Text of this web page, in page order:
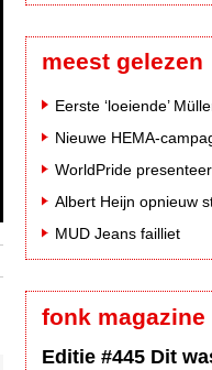
meest gelezen
MUD Jeans failliet
fonk magazine
Editie #445 Dit